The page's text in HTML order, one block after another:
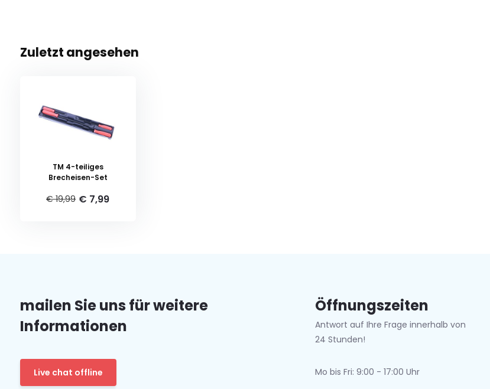
Zuletzt angesehen
TM 4-teiliges
Brecheisen-Set
€ 19,99 € 7,99
mailen Sie uns für weitere
Informationen
Live chat offline
Öffnungszeiten
Antwort auf Ihre Frage innerhalb von
24 Stunden!
Mo bis Fri: 9:00 - 17:00 Uhr